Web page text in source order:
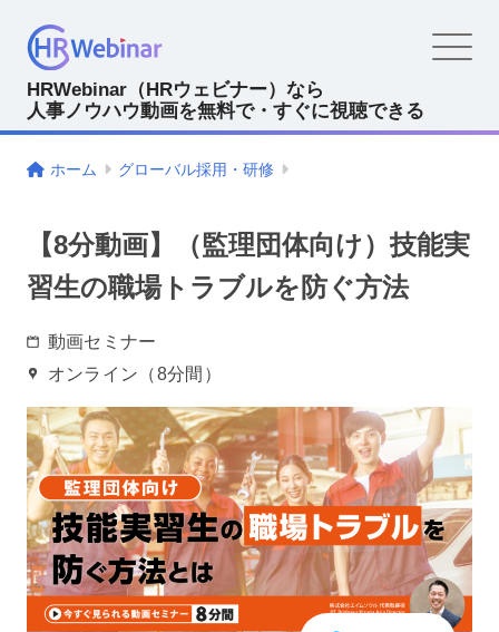
HRWebinar（HRウェビナー）なら
人事ノウハウ動画を無料で・すぐに視聴できる
ホーム グローバル採用・研修
【8分動画】（監理団体向け）技能実
習生の職場トラブルを防ぐ方法
動画セミナー
オンライン（8分間）